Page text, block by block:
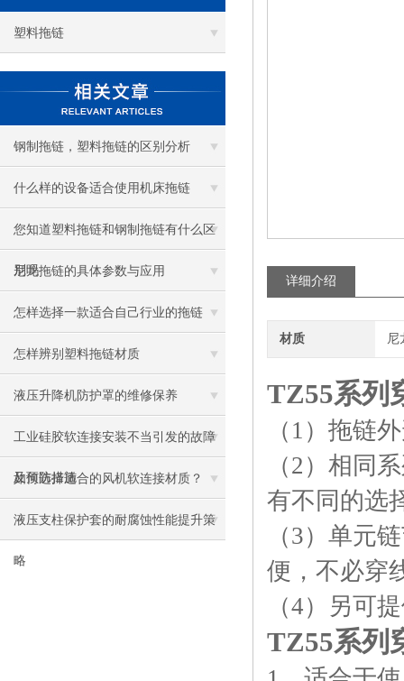
塑料拖链
钢制拖链，塑料拖链的区别分析
什么样的设备适合使用机床拖链
您知道塑料拖链和钢制拖链有什么区
别吗
尼龙拖链的具体参数与应用
怎样选择一款适合自己行业的拖链
怎样辨别塑料拖链材质
液压升降机防护罩的维修保养
工业硅胶软连接安装不当引发的故障
及预防措施
如何选择适合的风机软连接材质？
液压支柱保护套的耐腐蚀性能提升策
略
详细介绍
材质 尼
TZ55系列
（1）拖链
（2）相同
有不同的选
（3）单元
便，不必穿
（4）另可
TZ55系列